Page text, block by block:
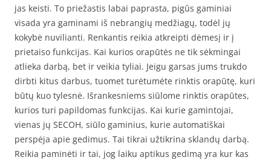
jas keisti. To priežastis labai paprasta, pigūs gaminiai
visada yra gaminami iš nebrangių medžiagų, todėl jų
kokybė nuvilianti. Renkantis reikia atkreipti dėmesį ir į
prietaiso funkcijas. Kai kurios orapūtės ne tik sėkmingai
atlieka darbą, bet ir veikia tyliai. Jeigu garsas jums trukdo
dirbti kitus darbus, tuomet turėtumėte rinktis orapūtę, kuri
būtų kuo tylesnė. Išrankesniems siūlome rinktis orapūtes,
kurios turi papildomas funkcijas. Kai kurie gamintojai,
vienas jų SECOH, siūlo gaminius, kurie automatiškai
perspėja apie gedimus. Tai tikrai užtikrina sklandų darbą.
Reikia paminėti ir tai, jog laiku aptikus gedimą yra kur kas